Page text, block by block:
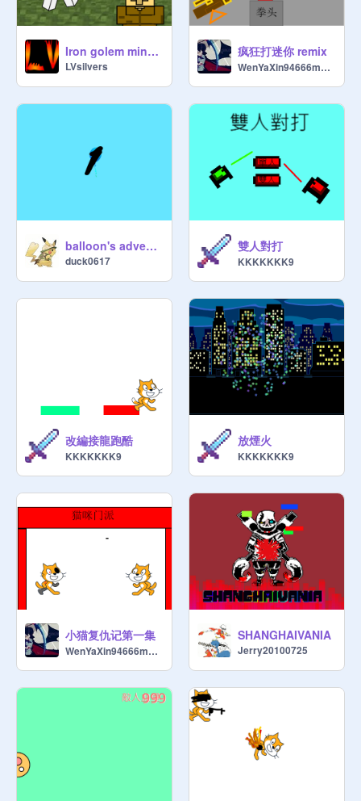
Iron golem minecraft #animations #all
LVsilvers
疯狂打迷你 remix
WenYaXin94666mnSB
balloon's adventure!!
duck0617
雙人對打
KKKKKKK9
改編接龍跑酷
KKKKKKK9
放煙火
KKKKKKK9
小猫复仇记第一集
WenYaXin94666mnSB
SHANGHAIVANIA
Jerry20100725